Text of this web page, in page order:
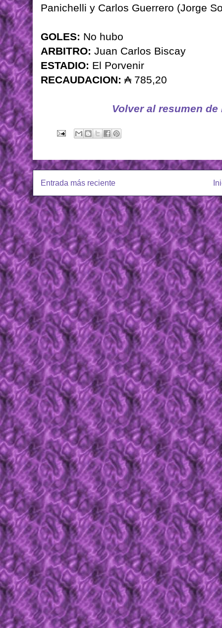
Panichelli y Carlos Guerrero (Jorge
GOLES: No hubo
ARBITRO: Juan Carlos Biscay
ESTADIO: El Porvenir
RECAUDACION: ₳ 785,20
Volver al resumen
Entrada más reciente